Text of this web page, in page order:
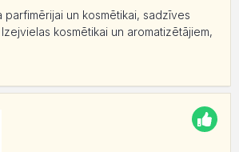
parfimērijai un kosmētikai, sadzīves
kosmētikai un aromatizētājiem,